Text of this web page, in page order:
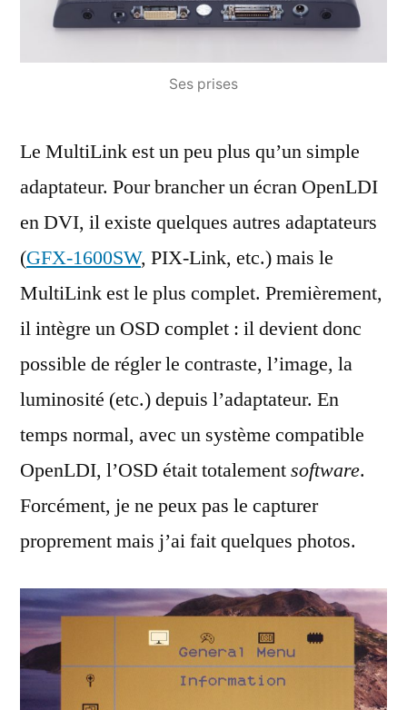
Ses prises
Le MultiLink est un peu plus qu’un simple
adaptateur. Pour brancher un écran OpenLDI
en DVI, il existe quelques autres adaptateurs
(GFX-1600SW, PIX-Link, etc.) mais le
MultiLink est le plus complet. Premièrement,
il intègre un OSD complet : il devient donc
possible de régler le contraste, l’image, la
luminosité (etc.) depuis l’adaptateur. En
temps normal, avec un système compatible
OpenLDI, l’OSD était totalementsoftware.
Forcément, je ne peux pas le capturer
proprement mais j’ai fait quelques photos.